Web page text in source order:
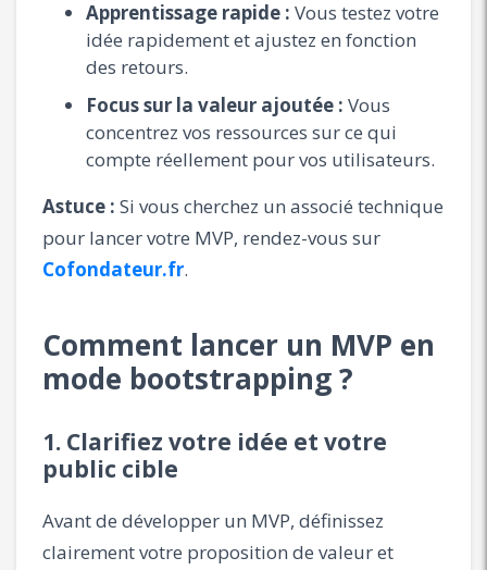
Apprentissage rapide : Vous testez votre
idée rapidement et ajustez en fonction
des retours.
Focus sur la valeur ajoutée : Vous
concentrez vos ressources sur ce qui
compte réellement pour vos utilisateurs.
Astuce : Si vous cherchez un associé technique
pour lancer votre MVP, rendez-vous sur
Cofondateur.fr.
Comment lancer un MVP en
mode bootstrapping ?
1. Clarifiez votre idée et votre
public cible
Avant de développer un MVP, définissez
clairement votre proposition de valeur et